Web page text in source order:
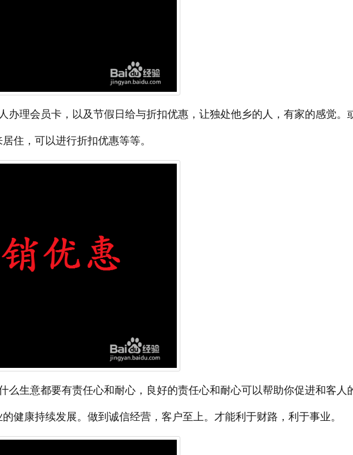
办理会员卡，以及节假日给与折扣优惠，让独处他乡的人，有家的感觉。
住，可以进行折扣优惠等等。
么生意都要有责任心和耐心，良好的责任心和耐心可以帮助你促进和客人
健康持续发展。做到诚信经营，客户至上。才能利于财路，利于事业。